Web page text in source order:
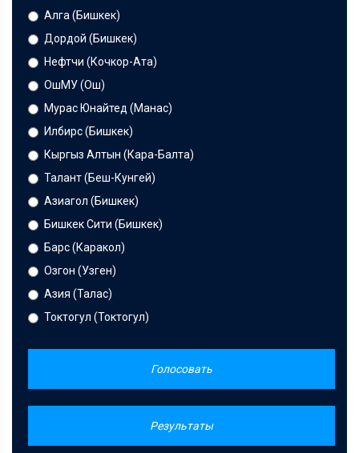
Алга (Бишкек)
Дордой (Бишкек)
Нефтчи (Кочкор-Ата)
ОшМУ (Ош)
Мурас Юнайтед (Манас)
Илбирс (Бишкек)
Кыргыз Алтын (Кара-Балта)
Талант (Беш-Кунгей)
Азиагол (Бишкек)
Бишкек Сити (Бишкек)
Барс (Каракол)
Озгон (Узген)
Азия (Талас)
Токтогул (Токтогул)
Голосовать
Результаты